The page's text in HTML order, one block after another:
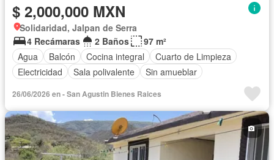
$ 2,000,000 MXN
Solidaridad, Jalpan de Serra
4 Recámaras
2 Baños
97 m²
Agua
Balcón Cocina integral
Cuarto de Limpieza
Electricidad
Sala polivalente Sin amueblar
26/06/2026 en - San Agustin Bienes Raices